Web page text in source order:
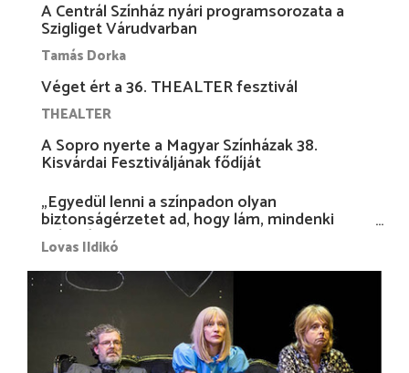
A Centrál Színház nyári programsorozata a
Szigliget Várudvarban
Tamás Dorka
Véget ért a 36. THEALTER fesztivál
THEALTER
A Sopro nyerte a Magyar Színházak 38.
Kisvárdai Fesztiváljának fődíját
„Egyedül lenni a színpadon olyan
biztonságérzetet ad, hogy lám, mindenki
más nélkül is megvagyok magammal…”
Lovas Ildikó